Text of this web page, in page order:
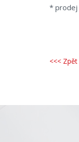
* prodej
<<<